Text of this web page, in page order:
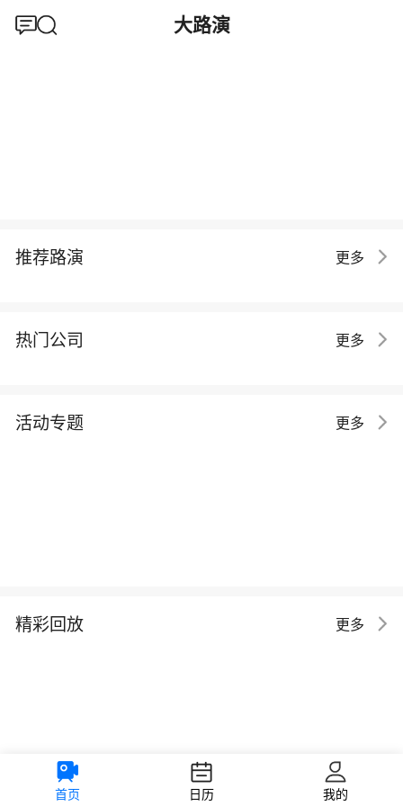
大路演
推荐路演 更多
热门公司 更多
活动专题 更多
精彩回放 更多
首页 日历 我的